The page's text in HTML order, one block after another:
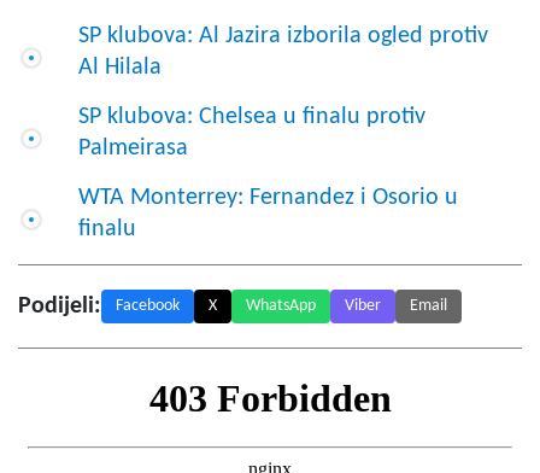
SP klubova: Al Jazira izborila ogled protiv
Al Hilala
SP klubova: Chelsea u finalu protiv
Palmeirasa
WTA Monterrey: Fernandez i Osorio u
finalu
Podijeli: Facebook X WhatsApp Viber Email